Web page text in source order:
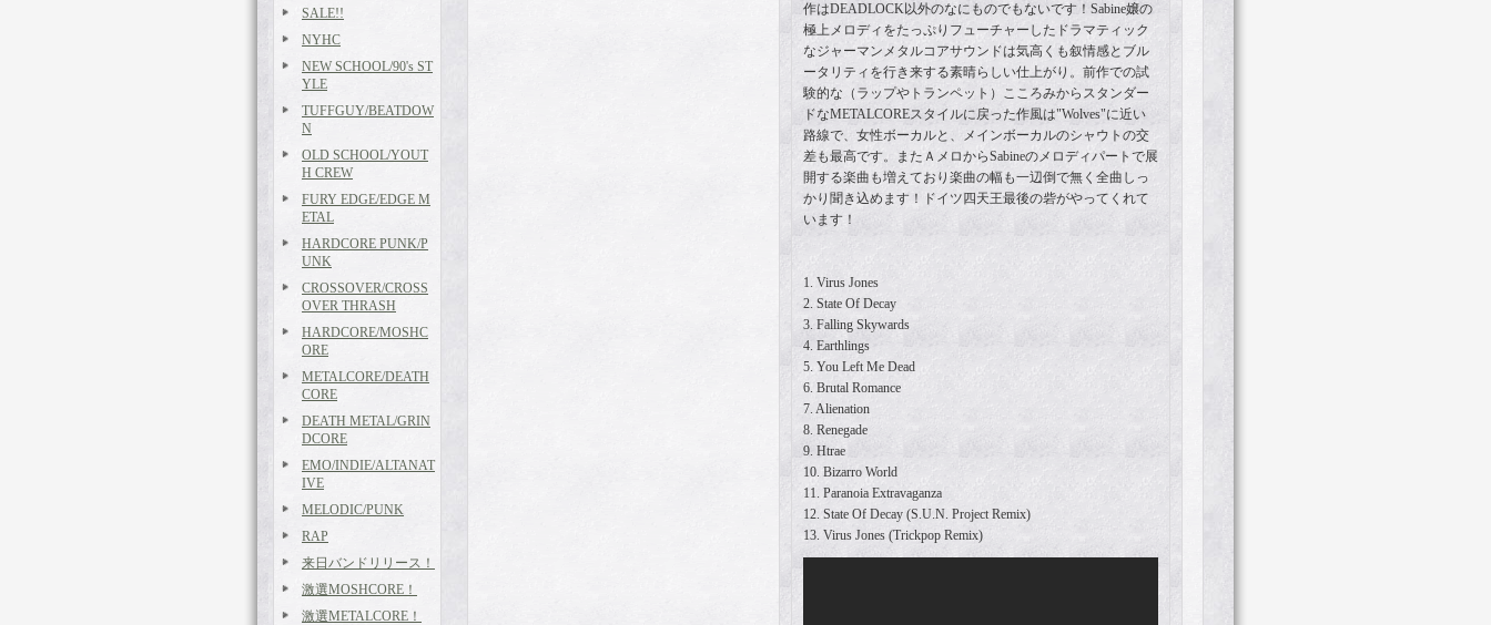
SALE!!
NYHC
NEW SCHOOL/90's ST
YLE
TUFFGUY/BEATDOW
N
OLD SCHOOL/YOUT
H CREW
FURY EDGE/EDGE M
ETAL
HARDCORE PUNK/P
UNK
CROSSOVER/CROSS
OVER THRASH
HARDCORE/MOSHC
ORE
METALCORE/DEATH
CORE
DEATH METAL/GRIN
DCORE
EMO/INDIE/ALTANAT
IVE
MELODIC/PUNK
RAP
来日バンドリリース！
激選MOSHCORE！
激選METALCORE！
作はDEADLOCK以外のなにものでもないです！Sabine嬢の
極上メロディをたっぷりフューチャーしたドラマティック
なジャーマンメタルコアサウンドは気高くも叙情感とブル
ータリティを行き来する素晴らしい仕上がり。前作での試
験的な（ラップやトランペット）こころみからスタンダー
ドなMETALCOREスタイルに戻った作風は"Wolves"に近い
路線で、女性ボーカルと、メインボーカルのシャウトの交
差も最高です。またＡメロからSabineのメロディパートで展
開する楽曲も増えており楽曲の幅も一辺倒で無く全曲しっ
かり聞き込めます！ドイツ四天王最後の砦がやってくれて
います！
1. Virus Jones
2. State Of Decay
3. Falling Skywards
4. Earthlings
5. You Left Me Dead
6. Brutal Romance
7. Alienation
8. Renegade
9. Htrae
10. Bizarro World
11. Paranoia Extravaganza
12. State Of Decay (S.U.N. Project Remix)
13. Virus Jones (Trickpop Remix)